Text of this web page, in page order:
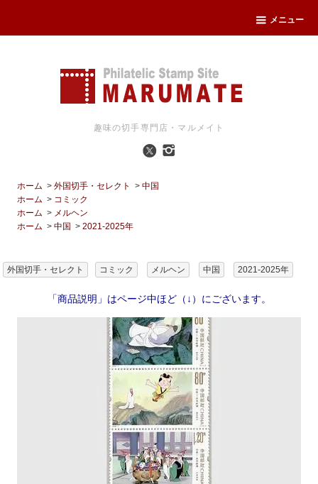
メニュー
趣味の切手専門店・マルメイト
ホーム >外国切手・セレクト >中国
ホーム > コミック
ホーム > メルヘン
ホーム >中国 >2021-2025年
外国切手・セレクト コミック メルヘン 中国 2021-2025年
「商品説明」はページ中ほど（↓）にございます。